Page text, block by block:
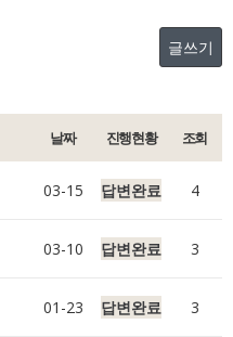
글쓰기
날짜 진행현황 조회
03-15 답변완료 4
03-10 답변완료 3
01-23 답변완료 3